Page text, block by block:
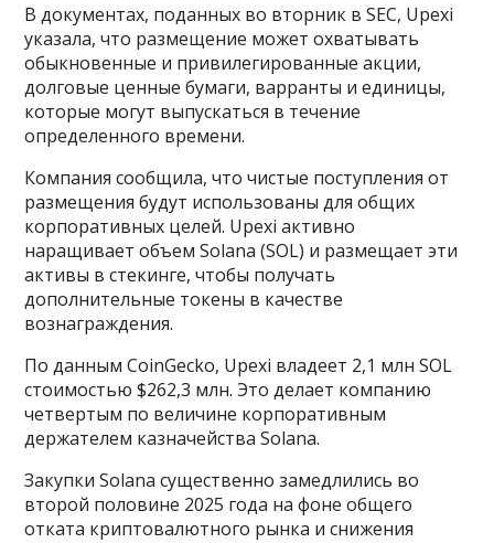
В документах, поданных во вторник в SEC, Upexi
указала, что размещение может охватывать
обыкновенные и привилегированные акции,
долговые ценные бумаги, варранты и единицы,
которые могут выпускаться в течение
определенного времени.
Компания сообщила, что чистые поступления от
размещения будут использованы для общих
корпоративных целей. Upexi активно
наращивает объем Solana (SOL) и размещает эти
активы в стекинге, чтобы получать
дополнительные токены в качестве
вознаграждения.
По данным CoinGecko, Upexi владеет 2,1 млн SOL
стоимостью $262,3 млн. Это делает компанию
четвертым по величине корпоративным
держателем казначейства Solana.
Закупки Solana существенно замедлились во
второй половине 2025 года на фоне общего
отката криптовалютного рынка и снижения